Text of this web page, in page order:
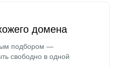
домена
подбором —
свободно в одной